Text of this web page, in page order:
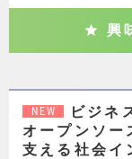
興
NEW
ビジネ
オープンソー
支える社会イ